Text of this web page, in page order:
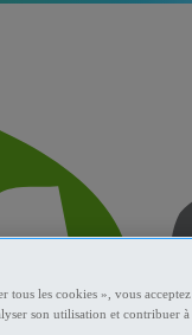
tous les cookies », vous
son utilisation et contribuer